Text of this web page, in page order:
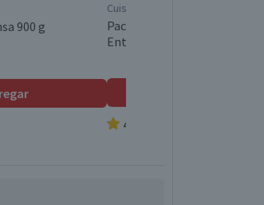
900 g
Cuisine & Co
Pack 12 un. Leche Cuisine & Co
Entera 1 L
4.9